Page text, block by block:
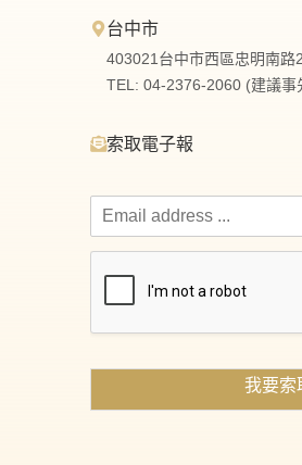
台中市
403021台中市西區忠明南路
TEL: 04-2376-2060 (建議事
索取電子報
我要索